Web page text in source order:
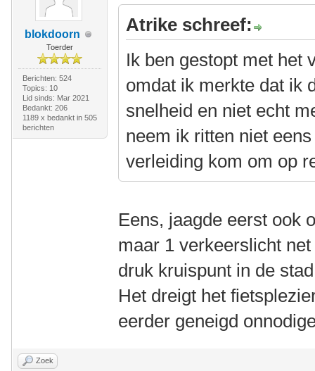
blokdoorn
Toerder
Berichten: 524
Topics: 10
Lid sinds: Mar 2021
Bedankt: 206
1189 x bedankt in 505
berichten
Atrike schreef:
Ik ben gestopt met het
omdat ik merkte dat ik
snelheid en niet echt
neem ik ritten niet
verleiding kom om op
Eens, jaagde eerst ook
maar 1 verkeerslicht
druk kruispunt in de
Het dreigt het
eerder geneigd
Zoek